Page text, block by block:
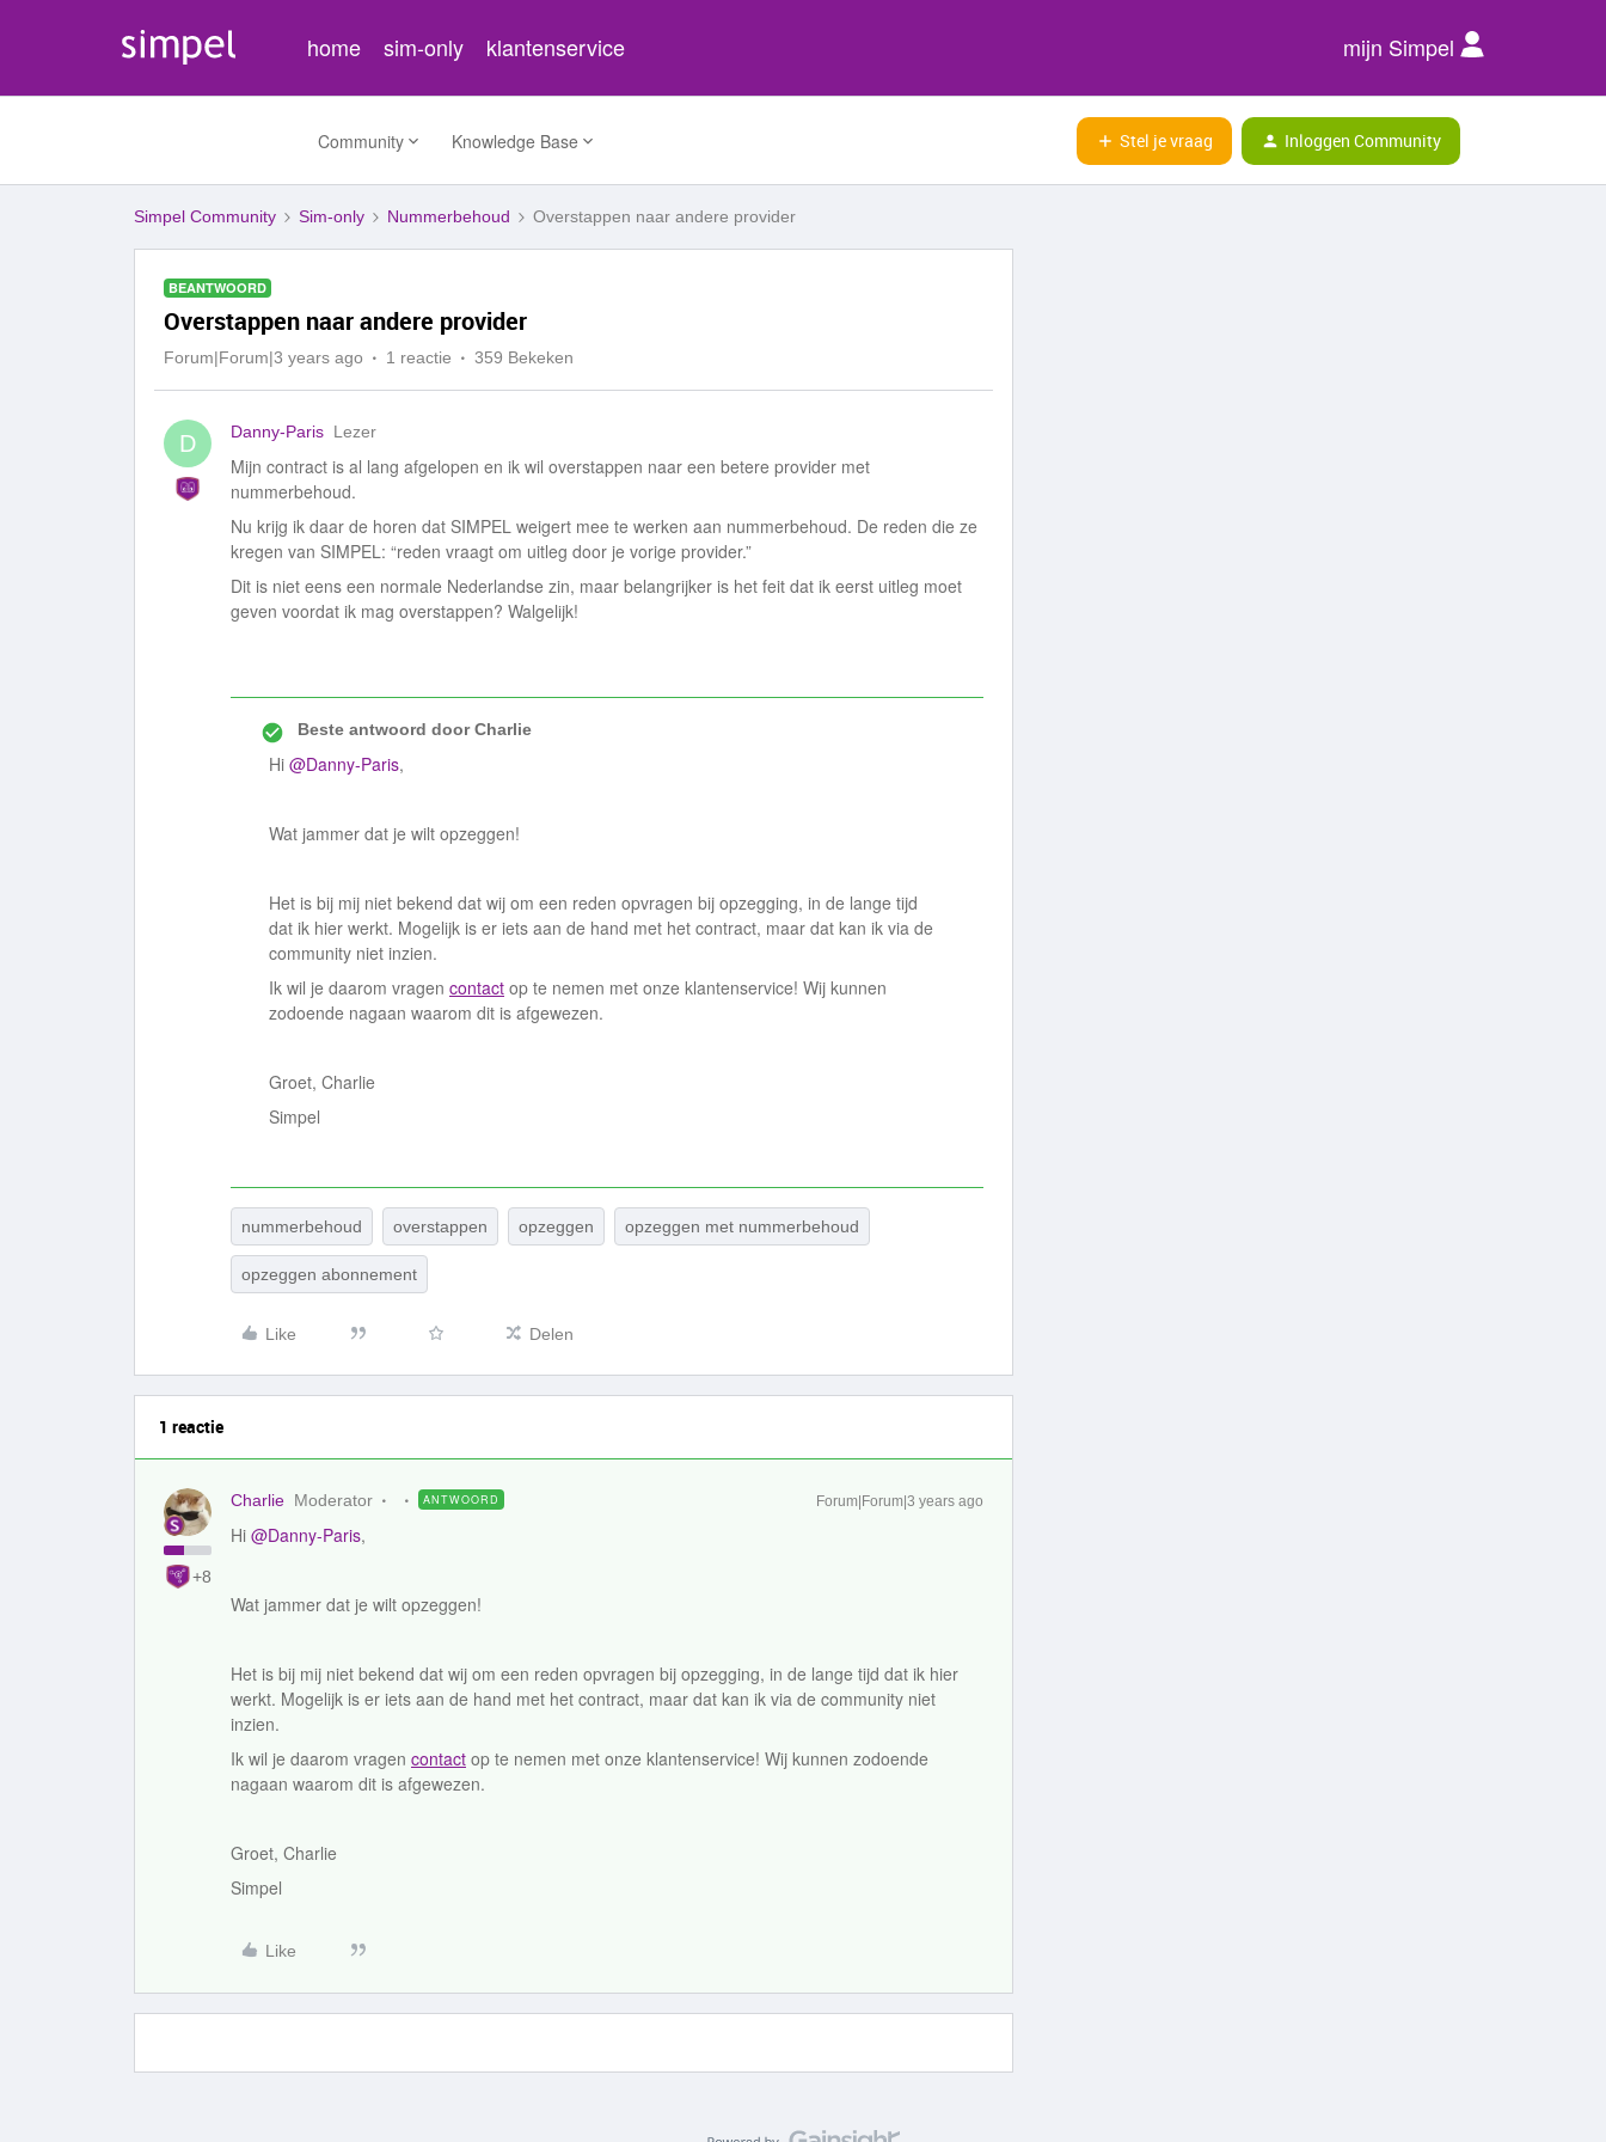
home sim-only klantenservice mijn Simpel
Community Knowledge Base Stel je vraag Inloggen Community
Simpel Community Sim-only Nummerbehoud Overstappen naar andere provider
BEANTWOORD
Overstappen naar andere provider
Forum|Forum|3 years ago 1 reactie 359 Bekeken
D Danny-Paris Lezer
Mijn contract is al lang afgelopen en ik wil overstappen naar een betere provider met
nummerbehoud.
Nu krijg ik daar de horen dat SIMPEL weigert mee te werken aan nummerbehoud. De reden die ze
kregen van SIMPEL: “reden vraagt om uitleg door je vorige provider.”
Dit is niet eens een normale Nederlandse zin, maar belangrijker is het feit dat ik eerst uitleg moet
geven voordat ik mag overstappen? Walgelijk!
Beste antwoord doorCharlie
Hi @Danny-Paris,
Wat jammer dat je wilt opzeggen!
Het is bij mij niet bekend dat wij om een reden opvragen bij opzegging, in de lange tijd
dat ik hier werkt. Mogelijk is er iets aan de hand met het contract, maar dat kan ik via de
community niet inzien.
Ik wil je daarom vragen contact op te nemen met onze klantenservice! Wij kunnen
zodoende nagaan waarom dit is afgewezen.
Groet, Charlie
Simpel
nummerbehoud overstappen opzeggen opzeggen met nummerbehoud
opzeggen abonnement
Like Delen
1 reactie
+8
Charlie Moderator ANTWOORD Forum|Forum|3 years ago
Hi @Danny-Paris,
Wat jammer dat je wilt opzeggen!
Het is bij mij niet bekend dat wij om een reden opvragen bij opzegging, in de lange tijd dat ik hier
werkt. Mogelijk is er iets aan de hand met het contract, maar dat kan ik via de community niet
inzien.
Ik wil je daarom vragen contact op te nemen met onze klantenservice! Wij kunnen zodoende
nagaan waarom dit is afgewezen.
Groet, Charlie
Simpel
Like